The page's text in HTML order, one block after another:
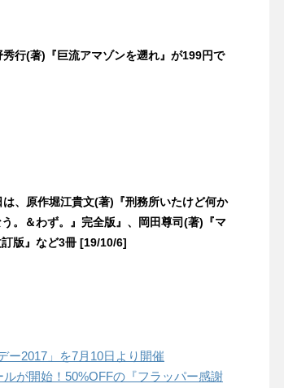
行(著)『巨流アマゾンを遡れ』が199円で
、原作堀江貴文(著)『刑務所いたけど何か
。＆わず。』完全版』、岡田尊司(著)『マ
版』など3冊 [19/10/6]
ー2017」を7月10日より開催
ルが開始！50%OFFの『フラッパー感謝